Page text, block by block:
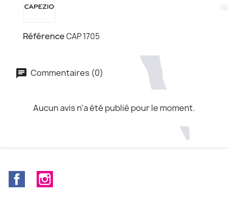
RéférenceCAP 1705
Commentaires (0)
Aucun avis n'a été publié pour le moment.
Facebook